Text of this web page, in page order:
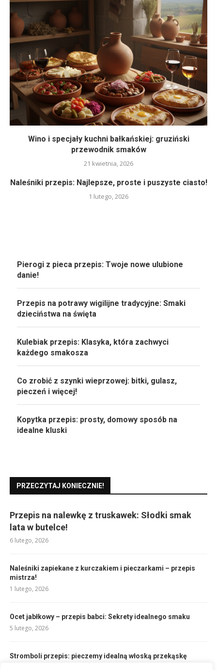
Wino i specjały kuchni bałkańskiej: gruziński
przewodnik smaków
21 kwietnia, 2026
Naleśniki przepis: Najlepsze, proste i puszyste ciasto!
1 lutego, 2026
Pierogi z pieca przepis: Twoje nowe ulubione
danie!
Przepis na potrawy wigilijne tradycyjne: Smaki
dzieciństwa na święta
Kulebiak przepis: Klasyka, która zachwyci
każdego smakosza
Co zrobić z szynki wieprzowej: bitki, gulasz,
pieczeń i więcej!
Kopytka przepis: prosty, domowy sposób na
idealne kluski
PRZECZYTAJ KONIECZNIE!
Przepis na nalewkę z truskawek: Słodki smak
lata w butelce!
6 lutego, 2026
Naleśniki zapiekane z kurczakiem i pieczarkami – przepis
mistrza!
1 lutego, 2026
Ocet jabłkowy – przepis babci: Sekrety idealnego smaku
5 lutego, 2026
Stromboli przepis: pieczemy idealną włoską przekąskę